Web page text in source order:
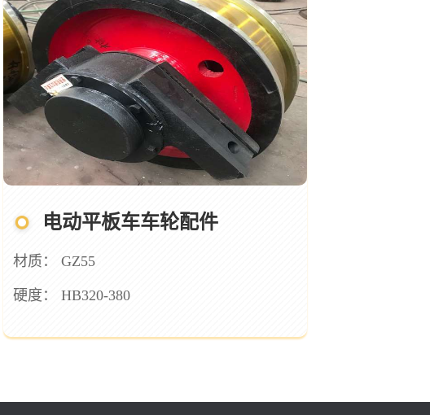
电动平板车车轮配件
材质： GZ55
硬度： HB320-380